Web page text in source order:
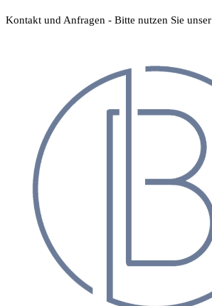
Kontakt und Anfragen - Bitte nutzen Sie unser